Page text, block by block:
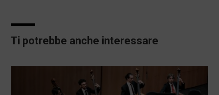
Ti potrebbe anche interessare